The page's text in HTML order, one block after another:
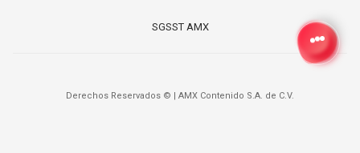
SGSST AMX
Derechos Reservados © AMX Contenido S.A. de C.V.